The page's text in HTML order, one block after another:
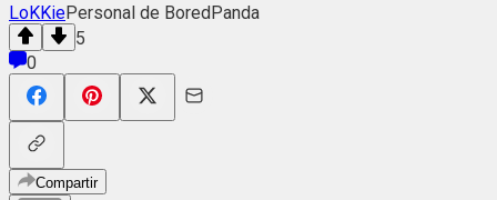
LoKKiePersonal de BoredPanda
5
0
Compartir